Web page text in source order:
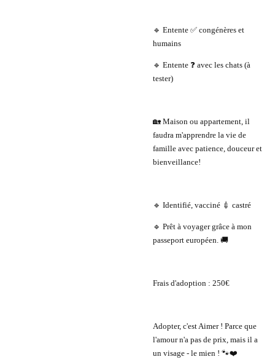
🔹 Entente ✅ congénères et
humains
🔹 Entente ❓ avec les chats (à
tester)
🏡 Maison ou appartement, il
faudra m'apprendre la vie de
famille avec patience, douceur et
bienveillance!
🔹 Identifié, vacciné 💉 castré
🔹 Prêt à voyager grâce à mon
passeport européen. 🚚
Frais d'adoption : 250€
Adopter, c'est Aimer ! Parce que
l'amour n'a pas de prix, mais il a
un visage - le mien ! 🐾❤️